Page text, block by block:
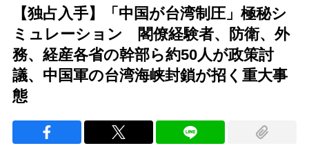
【独占入手】「中国が台湾制圧」極秘シ
ミュレーション 閣僚経験者、防衛、外
務、経産各省の幹部ら約50人が政策討
議、中国軍の台湾海峡封鎖が招く重大事
態